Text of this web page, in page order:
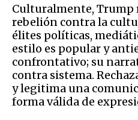
Culturalmente, Trump
rebelión contra la
élites políticas,
estilo es popular y
confrontativo; su
contra sistema.
y legitima una
forma válida de